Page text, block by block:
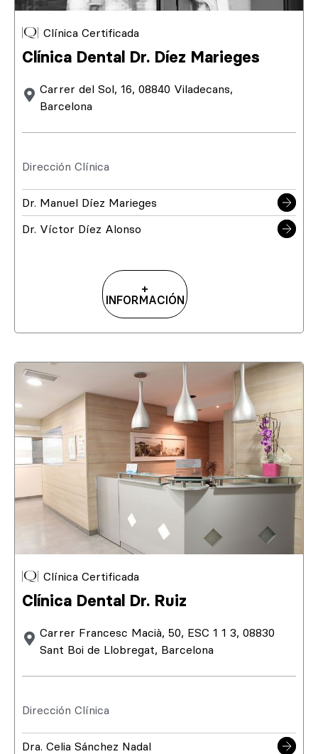
Clínica Certificada
Clínica Dental Dr. Díez Marieges
Carrer del Sol, 16, 08840 Viladecans,
Barcelona
Dirección Clínica
Dr. Manuel Díez Marieges
Dr. Víctor Díez Alonso
+
INFORMACIÓN
Clínica Certificada
Clínica Dental Dr. Ruiz
Carrer Francesc Macià, 50, ESC 1 1 3, 08830
Sant Boi de Llobregat, Barcelona
Dirección Clínica
Dra. Celia Sánchez Nadal